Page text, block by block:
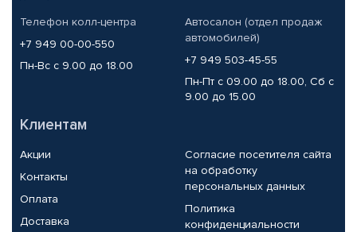
Телефон колл-центра
+7 949 00-00-550
Пн-Вс с 9.00 до 18.00
Автосалон (отдел продаж
автомобилей)
+7 949 503-45-55
Пн-Пт с 09.00 до 18.00, Сб с
9.00 до 15.00
Клиентам
Акции
Контакты
Оплата
Доставка
Согласие посетителя сайта
на обработку
персональных данных
Политика
конфиденциальности